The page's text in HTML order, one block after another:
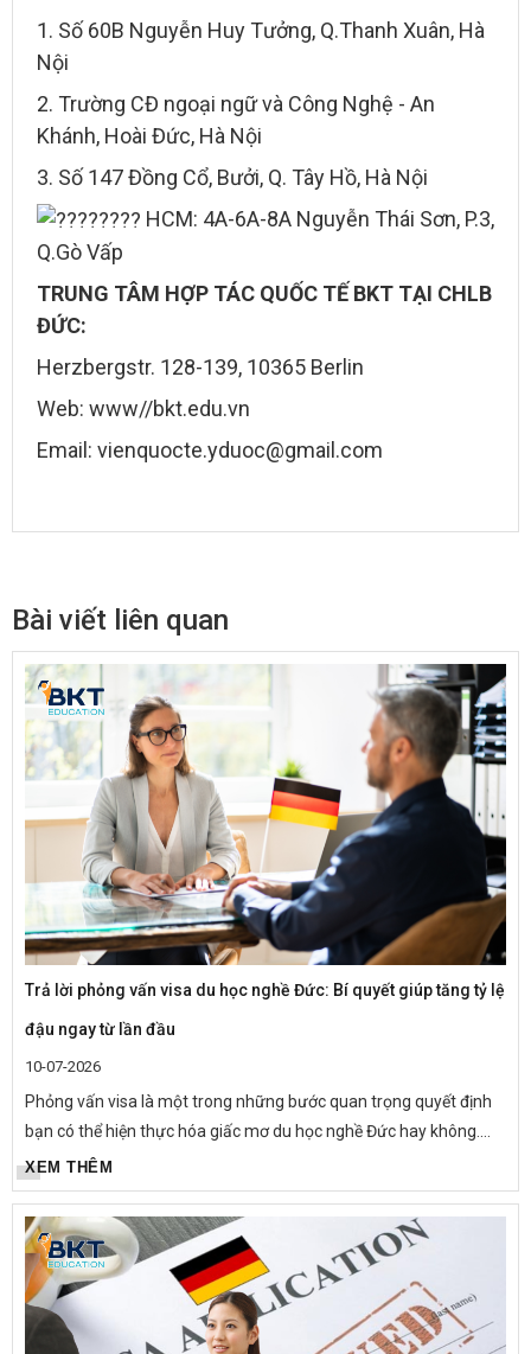
1. Số 60B Nguyễn Huy Tưởng, Q.Thanh Xuân, Hà
Nội
2. Trường CĐ ngoại ngữ và Công Nghệ - An
Khánh, Hoài Đức, Hà Nội
3. Số 147 Đồng Cổ, Bưởi, Q. Tây Hồ, Hà Nội
HCM: 4A-6A-8A Nguyễn Thái Sơn, P.3,
Q.Gò Vấp
TRUNG TÂM HỢP TÁC QUỐC TẾ BKT TẠI CHLB
ĐỨC:
Herzbergstr. 128-139, 10365 Berlin
Web: www//bkt.edu.vn
Email: vienquocte.yduoc@gmail.com
Bài viết liên quan
Trả lời phỏng vấn visa du học nghề Đức: Bí quyết giúp tăng tỷ lệ
đậu ngay từ lần đầu
10-07-2026
Phỏng vấn visa là một trong những bước quan trọng quyết định
bạn có thể hiện thực hóa giấc mơ du học nghề Đức hay không.
Thực tế, không ít hồ sơ được chuẩn bị đầy đủ nhưng vẫn bị từ
chối chỉ...
XEM THÊM